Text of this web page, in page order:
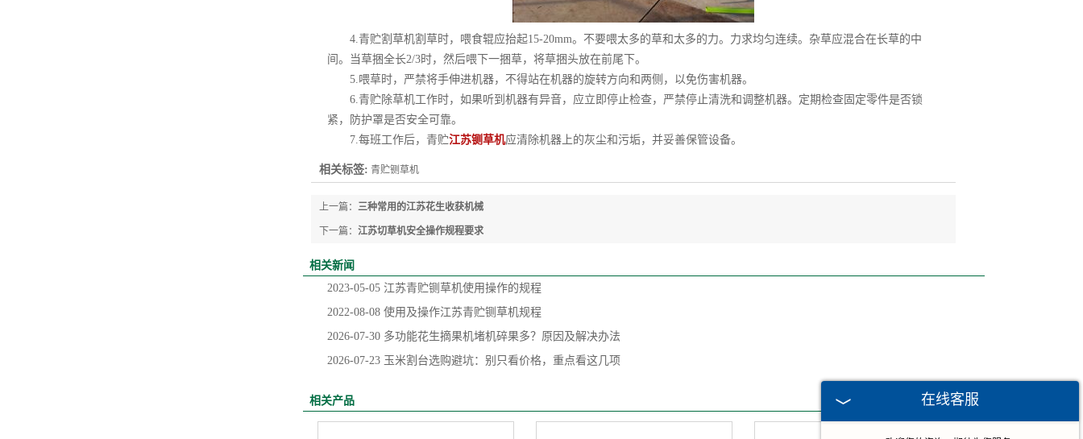
4.青贮割草机割草时，喂食辊应抬起15-20mm。不要喂太多的草和太多的力。力求均匀连续。杂草应混合在长草的中
间。当草捆全长2/3时，然后喂下一捆草，将草捆头放在前尾下。
5.喂草时，严禁将手伸进机器，不得站在机器的旋转方向和两侧，以免伤害机器。
6.青贮除草机工作时，如果听到机器有异音，应立即停止检查，严禁停止清洗和调整机器。定期检查固定零件是否锁
紧，防护罩是否安全可靠。
7.每班工作后，青贮江苏铡草机应清除机器上的灰尘和污垢，并妥善保管设备。
相关标签: 青贮铡草机
上一篇： 三种常用的江苏花生收获机械
下一篇： 江苏切草机安全操作规程要求
相关新闻
2023-05-05 江苏青贮铡草机使用操作的规程
2022-08-08 使用及操作江苏青贮铡草机规程
2026-07-30 多功能花生摘果机堵机碎果多？原因及解决办法
2026-07-23 玉米割台选购避坑：别只看价格，重点看这几项
相关产品 在线客服